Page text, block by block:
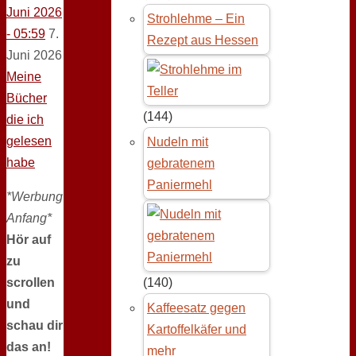
Juni 2026
- 05:59 7.
Juni 2026
Meine
Bücher
die ich
gelesen
habe
*Werbung
Anfang*
Hör auf
zu
scrollen
und
schau dir
das an!
Strohlehme – Ein
Rezept aus Hessen
(144)
Nudeln mit
gebratenem
Paniermehl
(140)
Kaffeesatz gegen
Kartoffelkäfer und
mehr